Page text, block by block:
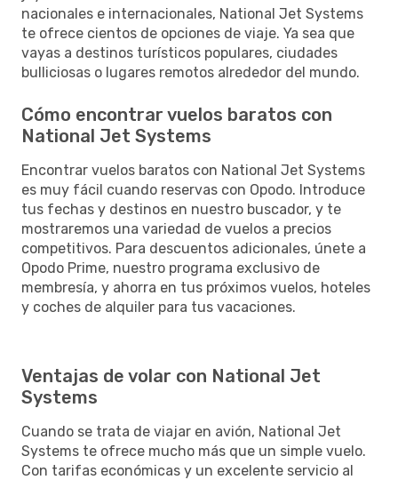
nacionales e internacionales, National Jet Systems
te ofrece cientos de opciones de viaje. Ya sea que
vayas a destinos turísticos populares, ciudades
bulliciosas o lugares remotos alrededor del mundo.
Cómo encontrar vuelos baratos con
National Jet Systems
Encontrar vuelos baratos con National Jet Systems
es muy fácil cuando reservas con Opodo. Introduce
tus fechas y destinos en nuestro buscador, y te
mostraremos una variedad de vuelos a precios
competitivos. Para descuentos adicionales, únete a
Opodo Prime, nuestro programa exclusivo de
membresía, y ahorra en tus próximos vuelos, hoteles
y coches de alquiler para tus vacaciones.
Ventajas de volar con National Jet
Systems
Cuando se trata de viajar en avión, National Jet
Systems te ofrece mucho más que un simple vuelo.
Con tarifas económicas y un excelente servicio al